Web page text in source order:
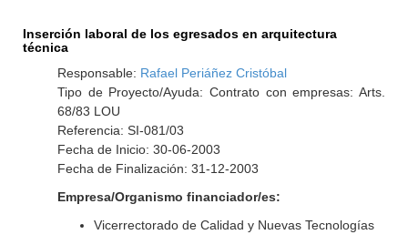
Inserción laboral de los egresados en arquitectura
técnica
Responsable: Rafael Periáñez Cristóbal
Tipo de Proyecto/Ayuda: Contrato con empresas: Arts.
68/83 LOU
Referencia: SI-081/03
Fecha de Inicio: 30-06-2003
Fecha de Finalización: 31-12-2003
Empresa/Organismo financiador/es:
Vicerrectorado de Calidad y Nuevas Tecnologías